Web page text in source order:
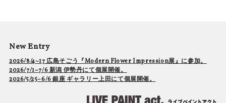
New Entry
2026/8/4~17 広島そごう『Modern Flower Impression展』に参加。
2026/7/1~7/6 新潟 伊勢丹にて個展開催。
2026/5/25~6/6 銀座 ギャラリー上田にて個展開催。